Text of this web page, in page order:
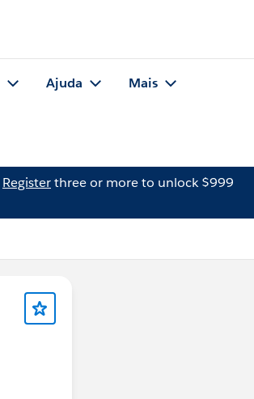
Ajuda Mais
Registerthree or more to unlock $999